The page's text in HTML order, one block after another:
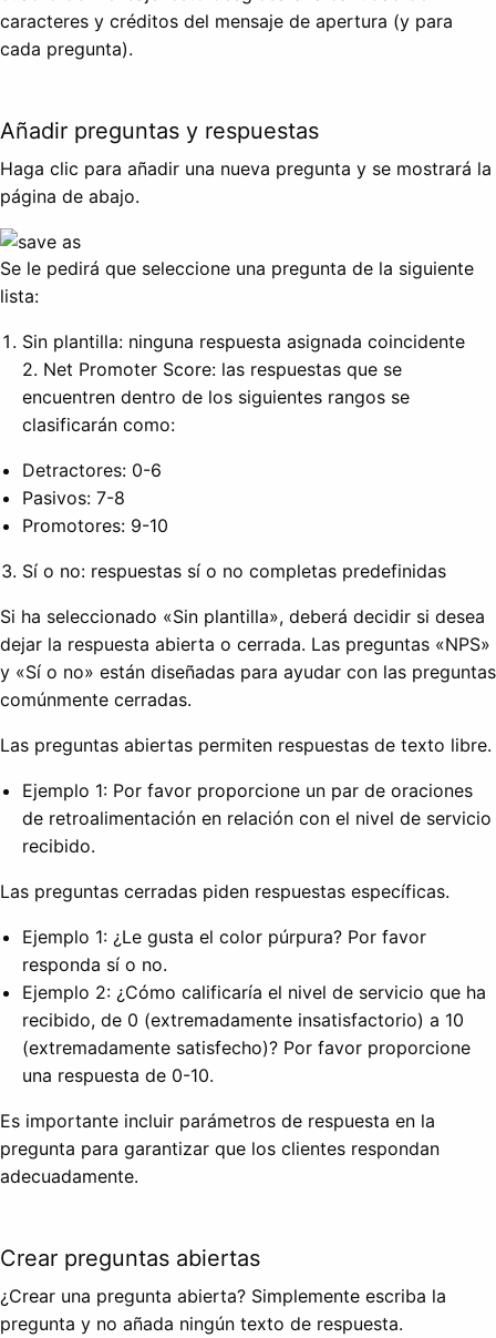
caracteres y créditos del mensaje de apertura (y para
cada pregunta).
Añadir preguntas y respuestas
Haga clic para añadir una nueva pregunta y se mostrará la
página de abajo.
Se le pedirá que seleccione una pregunta de la siguiente
lista:
Sin plantilla: ninguna respuesta asignada coincidente
2. Net Promoter Score: las respuestas que se
encuentren dentro de los siguientes rangos se
clasificarán como:
Detractores: 0-6
Pasivos: 7-8
Promotores: 9-10
Sí o no: respuestas sí o no completas predefinidas
Si ha seleccionado «Sin plantilla», deberá decidir si desea
dejar la respuesta abierta o cerrada. Las preguntas «NPS»
y «Sí o no» están diseñadas para ayudar con las preguntas
comúnmente cerradas.
Las preguntas abiertas permiten respuestas de texto libre.
Ejemplo 1: Por favor proporcione un par de oraciones
de retroalimentación en relación con el nivel de servicio
recibido.
Las preguntas cerradas piden respuestas específicas.
Ejemplo 1: ¿Le gusta el color púrpura? Por favor
responda sí o no.
Ejemplo 2: ¿Cómo calificaría el nivel de servicio que ha
recibido, de 0 (extremadamente insatisfactorio) a 10
(extremadamente satisfecho)? Por favor proporcione
una respuesta de 0-10.
Es importante incluir parámetros de respuesta en la
pregunta para garantizar que los clientes respondan
adecuadamente.
Crear preguntas abiertas
¿Crear una pregunta abierta? Simplemente escriba la
pregunta y no añada ningún texto de respuesta.